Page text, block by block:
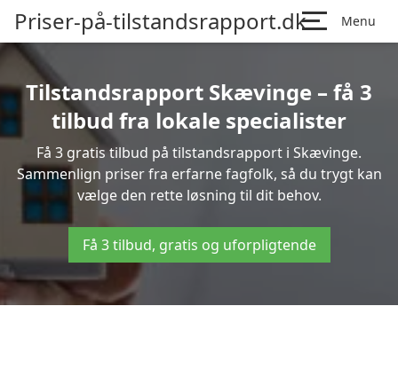
Priser-på-tilstandsrapport.dk Menu
Tilstandsrapport Skævinge – få 3
tilbud fra lokale specialister
Få 3 gratis tilbud på tilstandsrapport i Skævinge.
Sammenlign priser fra erfarne fagfolk, så du trygt kan
vælge den rette løsning til dit behov.
Få 3 tilbud, gratis og uforpligtende